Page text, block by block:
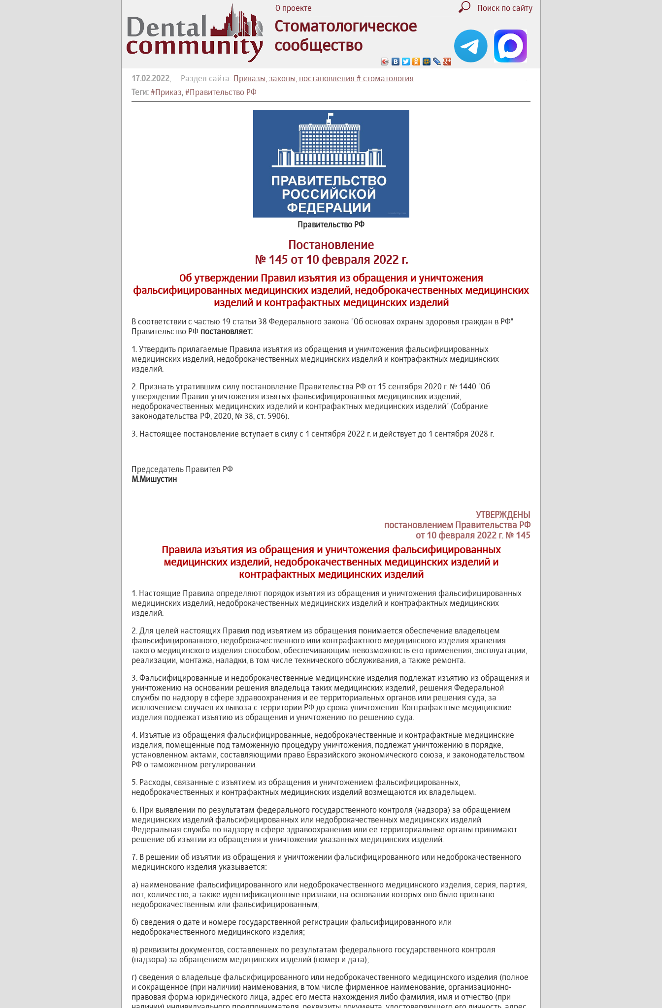
О проекте Поиск по сайту
Стоматологическое
сообщество
.
17.02.2022, Раздел сайта: Приказы, законы, постановления # стоматология
Теги: #Приказ, #Правительство РФ
Правительство РФ
Постановление
№ 145 от 10 февраля 2022 г.
Об утверждении Правил изъятия из обращения и уничтожения
фальсифицированных медицинских изделий, недоброкачественных медицинских
изделий и контрафактных медицинских изделий
В соответствии с частью 19 статьи 38 Федерального закона "Об основах охраны здоровья граждан в РФ"
Правительство РФ постановляет:
1. Утвердить прилагаемые Правила изъятия из обращения и уничтожения фальсифицированных
медицинских изделий, недоброкачественных медицинских изделий и контрафактных медицинских
изделий.
2. Признать утратившим силу постановление Правительства РФ от 15 сентября 2020 г. № 1440 "Об
утверждении Правил уничтожения изъятых фальсифицированных медицинских изделий,
недоброкачественных медицинских изделий и контрафактных медицинских изделий" (Собрание
законодательства РФ, 2020, № 38, ст. 5906).
3. Настоящее постановление вступает в силу с 1 сентября 2022 г. и действует до 1 сентября 2028 г.
Председатель Правител РФ
М.Мишустин
УТВЕРЖДЕНЫ
постановлением Правительства РФ
от 10 февраля 2022 г. № 145
Правила изъятия из обращения и уничтожения фальсифицированных
медицинских изделий, недоброкачественных медицинских изделий и
контрафактных медицинских изделий
1. Настоящие Правила определяют порядок изъятия из обращения и уничтожения фальсифицированных
медицинских изделий, недоброкачественных медицинских изделий и контрафактных медицинских
изделий.
2. Для целей настоящих Правил под изъятием из обращения понимается обеспечение владельцем
фальсифицированного, недоброкачественного или контрафактного медицинского изделия хранения
такого медицинского изделия способом, обеспечивающим невозможность его применения, эксплуатации,
реализации, монтажа, наладки, в том числе технического обслуживания, а также ремонта.
3. Фальсифицированные и недоброкачественные медицинские изделия подлежат изъятию из обращения и
уничтожению на основании решения владельца таких медицинских изделий, решения Федеральной
службы по надзору в сфере здравоохранения и ее территориальных органов или решения суда, за
исключением случаев их вывоза с территории РФ до срока уничтожения. Контрафактные медицинские
изделия подлежат изъятию из обращения и уничтожению по решению суда.
4. Изъятые из обращения фальсифицированные, недоброкачественные и контрафактные медицинские
изделия, помещенные под таможенную процедуру уничтожения, подлежат уничтожению в порядке,
установленном актами, составляющими право Евразийского экономического союза, и законодательством
РФ о таможенном регулировании.
5. Расходы, связанные с изъятием из обращения и уничтожением фальсифицированных,
недоброкачественных и контрафактных медицинских изделий возмещаются их владельцем.
6. При выявлении по результатам федерального государственного контроля (надзора) за обращением
медицинских изделий фальсифицированных или недоброкачественных медицинских изделий
Федеральная служба по надзору в сфере здравоохранения или ее территориальные органы принимают
решение об изъятии из обращения и уничтожении указанных медицинских изделий.
7. В решении об изъятии из обращения и уничтожении фальсифицированного или недоброкачественного
медицинского изделия указывается:
а) наименование фальсифицированного или недоброкачественного медицинского изделия, серия, партия,
лот, количество, а также идентификационные признаки, на основании которых оно было признано
недоброкачественным или фальсифицированным;
б) сведения о дате и номере государственной регистрации фальсифицированного или
недоброкачественного медицинского изделия;
в) реквизиты документов, составленных по результатам федерального государственного контроля
(надзора) за обращением медицинских изделий (номер и дата);
г) сведения о владельце фальсифицированного или недоброкачественного медицинского изделия (полное
и сокращенное (при наличии) наименования, в том числе фирменное наименование, организационно-
правовая форма юридического лица, адрес его места нахождения либо фамилия, имя и отчество (при